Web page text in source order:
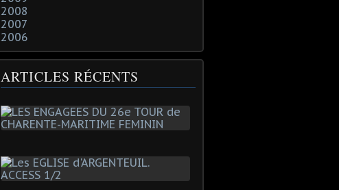
2008
2007
2006
ARTICLES RÉCENTS